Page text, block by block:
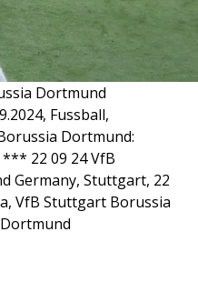
Dortmund
Fussball,
Dortmund:
22 09 24 VfB
Germany, Stuttgart, 22
VfB Stuttgart Borussia